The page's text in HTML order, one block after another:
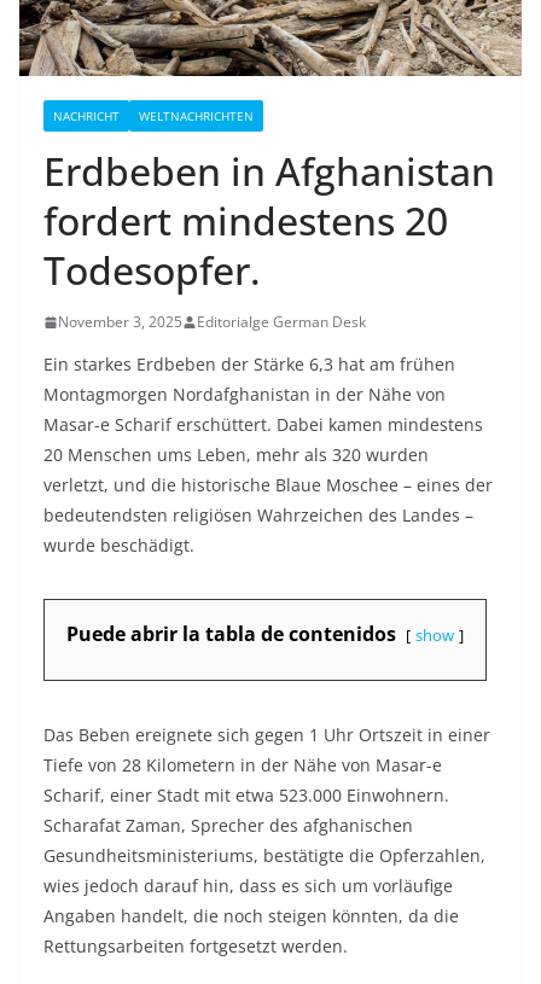
NACHRICHT WELTNACHRICHTEN
Erdbeben in Afghanistan
fordert mindestens 20
Todesopfer.
November 3, 2025 Editorialge German Desk
Ein starkes Erdbeben der Stärke 6,3 hat am frühen
Montagmorgen Nordafghanistan in der Nähe von
Masar-e Scharif erschüttert. Dabei kamen mindestens
20 Menschen ums Leben, mehr als 320 wurden
verletzt, und die historische Blaue Moschee – eines der
bedeutendsten religiösen Wahrzeichen des Landes –
wurde beschädigt.
Puede abrir la tabla de contenidos show
Das Beben ereignete sich gegen 1 Uhr Ortszeit in einer
Tiefe von 28 Kilometern in der Nähe von Masar-e
Scharif, einer Stadt mit etwa 523.000 Einwohnern.
Scharafat Zaman, Sprecher des afghanischen
Gesundheitsministeriums, bestätigte die Opferzahlen,
wies jedoch darauf hin, dass es sich um vorläufige
Angaben handelt, die noch steigen könnten, da die
Rettungsarbeiten fortgesetzt werden.